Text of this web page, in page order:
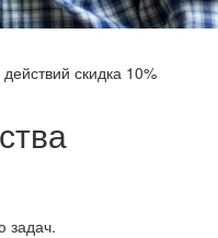
скидка 10%
задач.